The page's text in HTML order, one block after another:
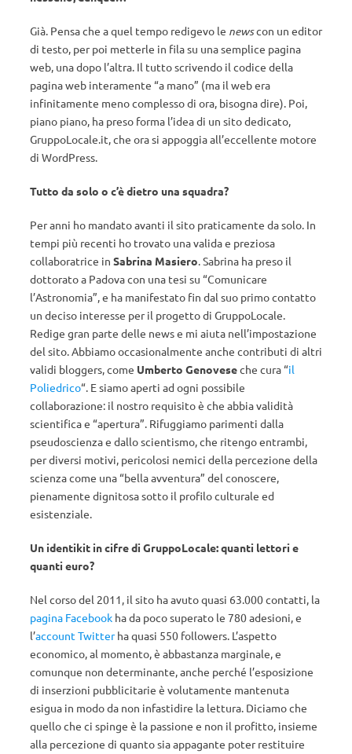
Già. Pensa che a quel tempo redigevo le newscon un editor
di testo, per poi metterle in fila su una semplice pagina
web, una dopo l’altra. Il tutto scrivendo il codice della
pagina web interamente “a mano” (ma il web era
infinitamente meno complesso di ora, bisogna dire). Poi,
piano piano, ha preso forma l’idea di un sito dedicato,
GruppoLocale.it, che ora si appoggia all’eccellente motore
di WordPress.
Tutto da solo o c’è dietro una squadra?
Per anni ho mandato avanti il sito praticamente da solo. In
tempi più recenti ho trovato una valida e preziosa
collaboratrice in Sabrina Masiero. Sabrina ha preso il
dottorato a Padova con una tesi su “Comunicare
l’Astronomia”, e ha manifestato fin dal suo primo contatto
un deciso interesse per il progetto di GruppoLocale.
Redige gran parte delle news e mi aiuta nell’impostazione
del sito. Abbiamo occasionalmente anche contributi di altri
validi bloggers, come Umberto Genoveseche cura “il
Poliedrico“. E siamo aperti ad ogni possibile
collaborazione: il nostro requisito è che abbia validità
scientifica e “apertura”. Rifuggiamo parimenti dalla
pseudoscienza e dallo scientismo, che ritengo entrambi,
per diversi motivi, pericolosi nemici della percezione della
scienza come una “bella avventura” del conoscere,
pienamente dignitosa sotto il profilo culturale ed
esistenziale.
Un identikit in cifre di GruppoLocale: quanti lettori e
quanti euro?
Nel corso del 2011, il sito ha avuto quasi 63.000 contatti, la
pagina Facebook ha da poco superato le 780 adesioni, e
l’account Twitterha quasi 550 followers. L’aspetto
economico, al momento, è abbastanza marginale, e
comunque non determinante, anche perché l’esposizione
di inserzioni pubblicitarie è volutamente mantenuta
esigua in modo da non infastidire la lettura. Diciamo che
quello che ci spinge è la passione e non il profitto, insieme
alla percezione di quanto sia appagante poter restituire